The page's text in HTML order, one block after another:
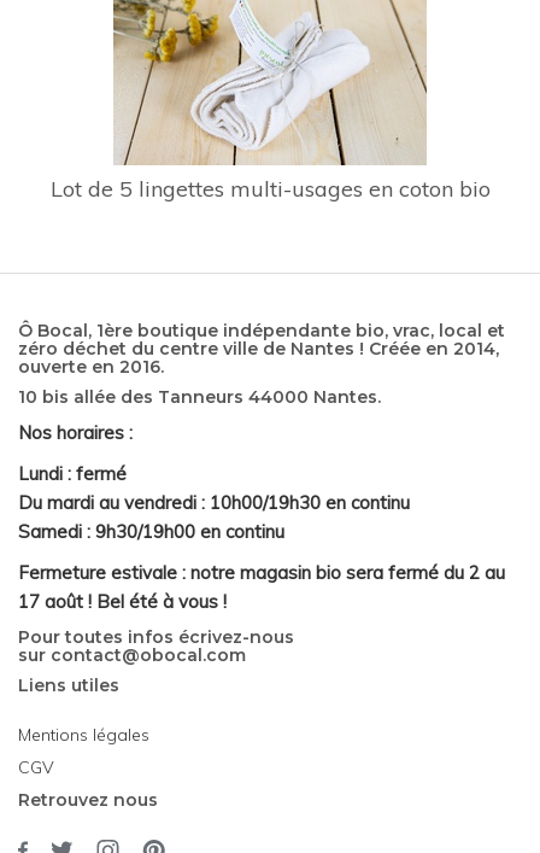
Lot de 5 lingettes multi-usages en coton bio
Ô Bocal, 1ère boutique indépendante bio, vrac, local et
zéro déchet du centre ville de Nantes ! Créée en 2014,
ouverte en 2016.
10 bis allée des Tanneurs 44000 Nantes.
Nos horaires :
Lundi : fermé
Du mardi au vendredi : 10h00/19h30 en continu
Samedi : 9h30/19h00 en continu
Fermeture estivale : notre magasin bio sera fermé du 2 au
17 août ! Bel été à vous !
Pour toutes infos écrivez-nous
sur contact@obocal.com
Liens utiles
Mentions légales
CGV
Retrouvez nous